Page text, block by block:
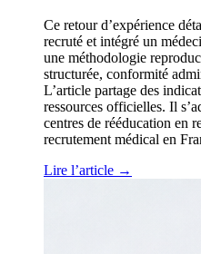
Ce retour d’expérience
recruté et intégré un
une méthodologie
structurée, conformité
L’article partage des
ressources officielles. Il
centres de rééducation en
recrutement médical en
Lire l’article →